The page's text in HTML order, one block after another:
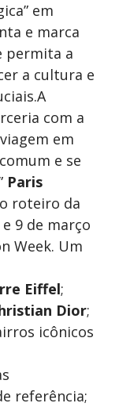
em
e marca
permita a
a cultura e
com a
em
e se
Paris
roteiro da
9 de março
Week. Um
Eiffel;
Dior;
icônicos
referência;